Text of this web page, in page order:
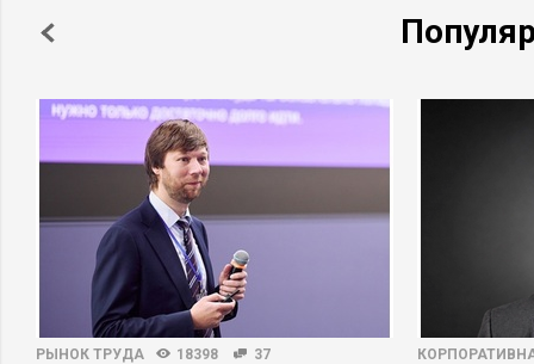
РЫНОК ТРУДА 18398 37